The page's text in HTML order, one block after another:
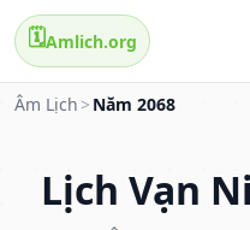
🗓️Amlich.org
Âm Lịch > Năm 2068
Lịch Vạn